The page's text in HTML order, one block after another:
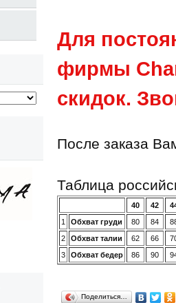
Для
фирмы
скидок.
После заказа
Таблица
40 42
1
Обхват груди 80 84
2
Обхват талии 62 66
3
Обхват бедер 86 90
Поделиться…